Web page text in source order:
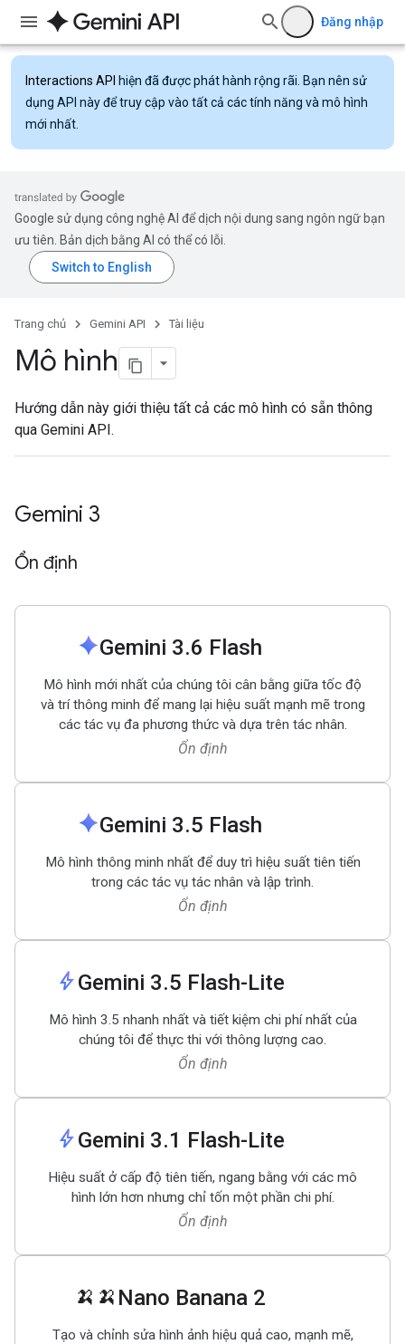
Đăng nhập
Interactions API hiện đã được phát hành rộng rãi. Bạn nên sử
dụng API này để truy cập vào tất cả các tính năng và mô hình
mới nhất.
Google sử dụng công nghệ AI để dịch nội dung sang ngôn ngữ bạn
ưu tiên. Bản dịch bằng AI có thể có lỗi.
Trang chủ Gemini API Tài liệu
Mô hình
Hướng dẫn này giới thiệu tất cả các mô hình có sẵn thông
qua Gemini API.
Gemini 3
Ổn định
sparkGemini 3.6 Flash
Mô hình mới nhất của chúng tôi cân bằng giữa tốc độ
và trí thông minh để mang lại hiệu suất mạnh mẽ trong
các tác vụ đa phương thức và dựa trên tác nhân.
Ổn định
sparkGemini 3.5 Flash
Mô hình thông minh nhất để duy trì hiệu suất tiên tiến
trong các tác vụ tác nhân và lập trình.
Ổn định
boltGemini 3.5 Flash-Lite
Mô hình 3.5 nhanh nhất và tiết kiệm chi phí nhất của
chúng tôi để thực thi với thông lượng cao.
Ổn định
boltGemini 3.1 Flash-Lite
Hiệu suất ở cấp độ tiên tiến, ngang bằng với các mô
hình lớn hơn nhưng chỉ tốn một phần chi phí.
Ổn định
🍌🍌 Nano Banana 2
Tạo và chỉnh sửa hình ảnh hiệu quả cao, mạnh mẽ,